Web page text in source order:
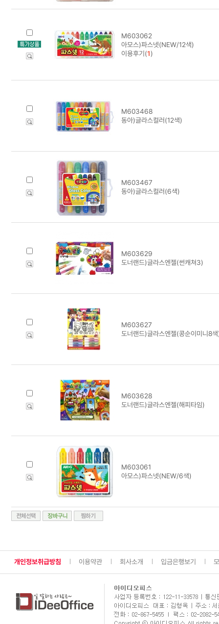
M603062
아모스)파스넷(NEW/12색)
이용후기(1)
M603468
동아)글라스컬러(12색)
M603467
동아)글라스컬러(6색)
M603629
도너랜드)글라스엔젤(썬캐쳐3)
M603627
도너랜드)글라스엔젤(콩순이미니8
M603628
도너랜드)글라스엔젤(해피타임)
M603061
아모스)파스넷(NEW/6색)
개인정보취급방침 이용약관 회사소개 입금은행보기